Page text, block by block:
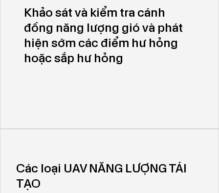
Khảo sát và kiểm tra cánh
đồng năng lượng gió và phát
hiện sớm các điểm hư hỏng
hoặc sắp hư hỏng
Các loại UAV NĂNG LƯỢNG TÁI
TẠO